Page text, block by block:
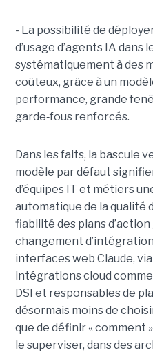
- La possibilité de
d’usage d’agents IA
systématiquement à des
coûteux, grâce à un
performance, grande
garde‑fous renforcés.
Dans les faits, la bascule
modèle par défaut
d’équipes IT et métiers
automatique de la qualité
fiabilité des plans
changement
interfaces web Claude,
intégrations cloud
DSI et responsables de
désormais moins de
que de définir « comment
le superviser, dans des